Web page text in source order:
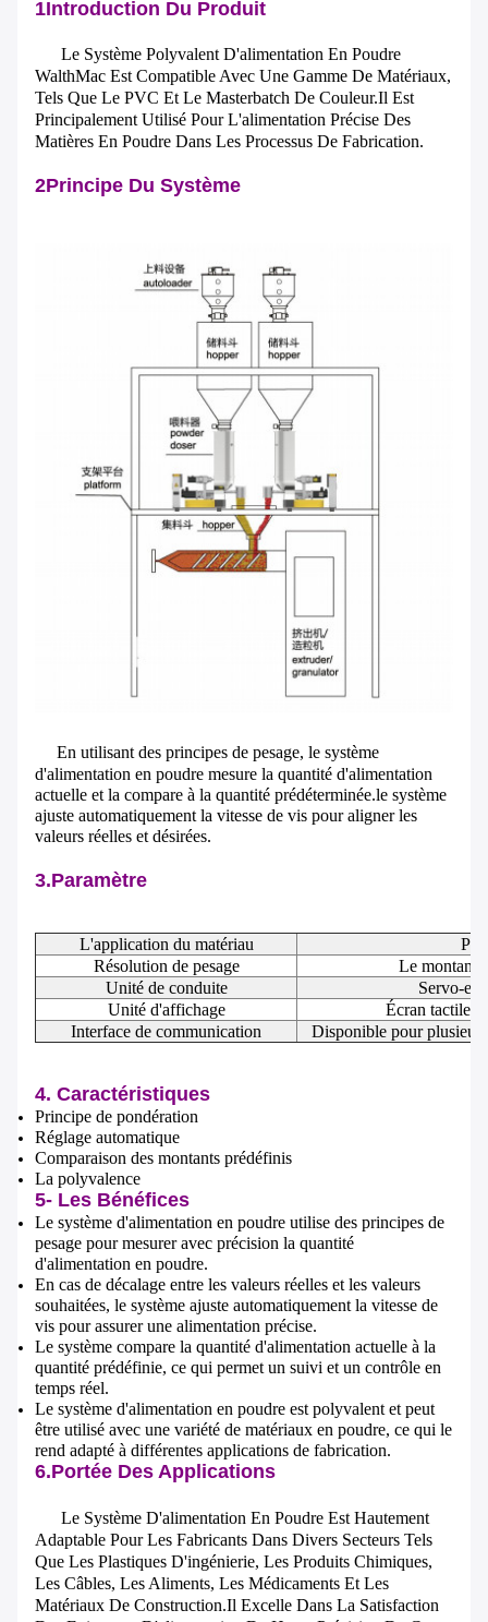
1Introduction Du Produit
Le Système Polyvalent D'alimentation En Poudre
WalthMac Est Compatible Avec Une Gamme De Matériaux,
Tels Que Le PVC Et Le Masterbatch De Couleur.Il Est
Principalement Utilisé Pour L'alimentation Précise Des
Matières En Poudre Dans Les Processus De Fabrication.
2Principe Du Système
En utilisant des principes de pesage, le système
d'alimentation en poudre mesure la quantité d'alimentation
actuelle et la compare à la quantité prédéterminée.le système
ajuste automatiquement la vitesse de vis pour aligner les
valeurs réelles et désirées.
3.Paramètre
L'application du matériau
Résolution de pesage
Le montant
Unité de conduite
Servo-
Unité d'affichage
Écran tactile
Interface de communication
Disponible pour
4. Caractéristiques
Principe de pondération
Réglage automatique
Comparaison des montants prédéfinis
La polyvalence
5- Les Bénéfices
Le système d'alimentation en poudre utilise des principes de
pesage pour mesurer avec précision la quantité
d'alimentation en poudre.
En cas de décalage entre les valeurs réelles et les valeurs
souhaitées, le système ajuste automatiquement la vitesse de
vis pour assurer une alimentation précise.
Le système compare la quantité d'alimentation actuelle à la
quantité prédéfinie, ce qui permet un suivi et un contrôle en
temps réel.
Le système d'alimentation en poudre est polyvalent et peut
être utilisé avec une variété de matériaux en poudre, ce qui le
rend adapté à différentes applications de fabrication.
6.Portée Des Applications
Le Système D'alimentation En Poudre Est Hautement
Adaptable Pour Les Fabricants Dans Divers Secteurs Tels
Que Les Plastiques D'ingénierie, Les Produits Chimiques,
Les Câbles, Les Aliments, Les Médicaments Et Les
Matériaux De Construction.Il Excelle Dans La Satisfaction